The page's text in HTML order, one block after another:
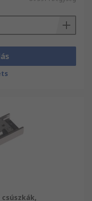
csúszkák,